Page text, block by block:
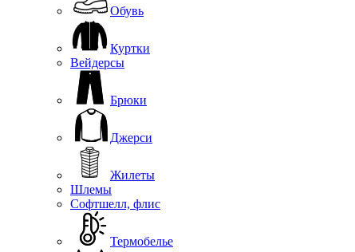
Обувь
Куртки
Вейдерсы
Брюки
Джерси
Жилеты
Шлемы
Софтшелл, флис
Термобелье